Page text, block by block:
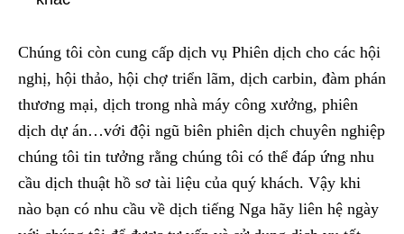
Chúng tôi còn cung cấp dịch vụ Phiên dịch cho các hội
nghị, hội thảo, hội chợ triển lãm, dịch carbin, đàm phán
thương mại, dịch trong nhà máy công xưởng, phiên
dịch dự án…với đội ngũ biên phiên dịch chuyên nghiệp
chúng tôi tin tưởng rằng chúng tôi có thể đáp ứng nhu
cầu dịch thuật hồ sơ tài liệu của quý khách. Vậy khi
nào bạn có nhu cầu về dịch tiếng Nga hãy liên hệ ngày